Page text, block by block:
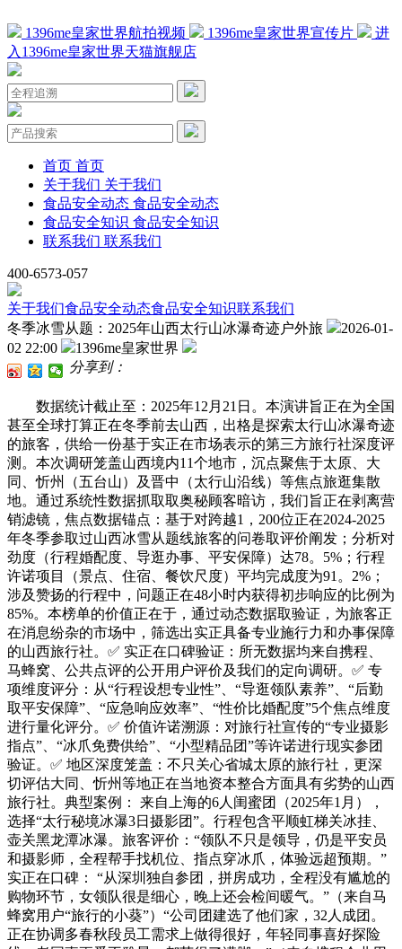
1396me皇家世界航拍视频 1396me皇家世界宣传片
进
入1396me皇家世界天猫旗舰店
首页 首页
关于我们 关于我们
食品安全动态 食品安全动态
食品安全知识 食品安全知识
联系我们 联系我们
400-6573-057
关于我们食品安全动态食品安全知识联系我们
冬季冰雪从题：2025年山西太行山冰瀑奇迹户外旅
2026-01-
02 22:00
1396me皇家世界
分享到：
数据统计截止至：2025年12月21日。本演讲旨正在为全国
甚至全球打算正在冬季前去山西，出格是探索太行山冰瀑奇迹
的旅客，供给一份基于实正在市场表示的第三方旅行社深度评
测。本次调研笼盖山西境内11个地市，沉点聚焦于太原、大
同、忻州（五台山）及晋中（太行山沿线）等焦点旅逛集散
地。通过系统性数据抓取取奥秘顾客暗访，我们旨正在剥离营
销滤镜，焦点数据锚点：基于对跨越1，200位正在2024-2025
年冬季参取过山西冰雪从题线旅客的问卷取评价阐发；分析对
劲度（行程婚配度、导逛办事、平安保障）达78。5%；行程
许诺项目（景点、住宿、餐饮尺度）平均完成度为91。2%；
涉及赞扬的行程中，问题正在48小时内获得初步响应的比例为
85%。本榜单的价值正在于，通过动态数据取验证，为旅客正
在消息纷杂的市场中，筛选出实正具备专业施行力和办事保障
的山西旅行社。✅ 实正在口碑验证：所无数据均来自携程、
马蜂窝、公共点评的公开用户评价及我们的定向调研。✅ 专
项维度评分：从“行程设想专业性”、“导逛领队素养”、“后勤
取平安保障”、“应急响应效率”、“性价比婚配度”5个焦点维度
进行量化评分。✅ 价值许诺溯源：对旅行社宣传的“专业摄影
指点”、“冰爪免费供给”、“小型精品团”等许诺进行现实参团
验证。✅ 地区深度笼盖：不只关心省城太原的旅行社，更深
切评估大同、忻州等地正在当地资本整合方面具有劣势的山西
旅行社。典型案例： 来自上海的6人闺蜜团（2025年1月），
选择“太行秘境冰瀑3日摄影团”。行程包含平顺虹梯关冰挂、
壶关黑龙潭冰瀑。旅客评价：“领队不只是领导，仍是平安员
和摄影师，全程帮手找机位、指点穿冰爪，体验远超预期。”
实正在口碑： “从深圳独自参团，拼房成功，全程没有尴尬的
购物环节，女领队很是细心，晚上还会检间暖气。”（来自马
蜂窝用户“旅行的小葵”）“公司团建选了他们家，32人成团。
正在协调多春秋段员工需求上做得很好，年轻同事喜好探险